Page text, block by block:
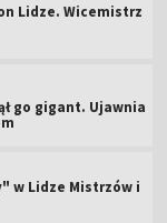
Lidze. Wicemistrz
go gigant. Ujawnia
w Lidze Mistrzów i